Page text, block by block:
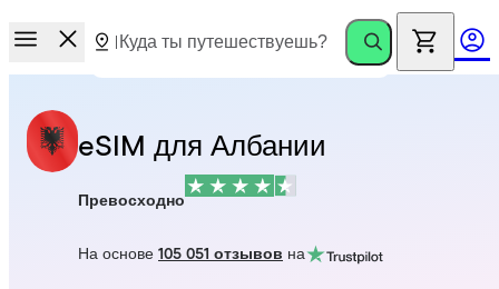
eSIM для Албании
Превосходно
На основе 105 051 отзывов на